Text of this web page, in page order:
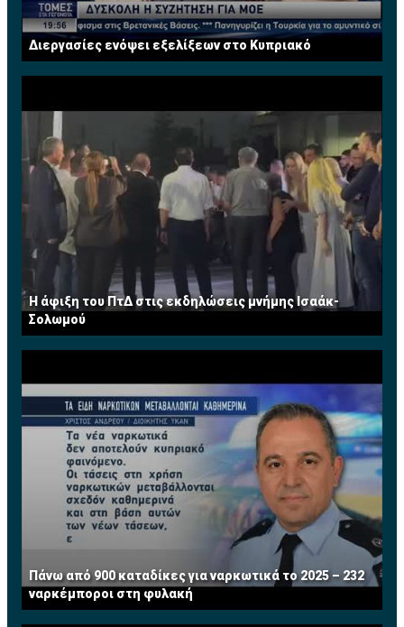
Διεργασίες ενόψει εξελίξεων στο Κυπριακό
Η άφιξη του ΠτΔ στις εκδηλώσεις μνήμης Ισαάκ-
Σολωμού
Πάνω από 900 καταδίκες για ναρκωτικά το 2025 – 232
ναρκέμποροι στη φυλακή